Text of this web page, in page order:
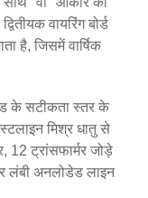
वायरिंग बोर्ड
है, जिसमें वार्षिक
के सटीकता स्तर के
मिश्र धातु से
12 ट्रांसफार्मर जोड़े
लंबी अनलोडेड लाइन